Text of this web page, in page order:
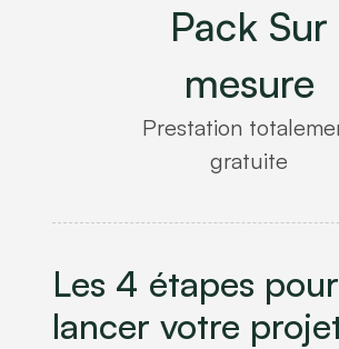
Pack Sur
mesure
Prestation
gratuite
Les 4 étapes pour
lancer votre